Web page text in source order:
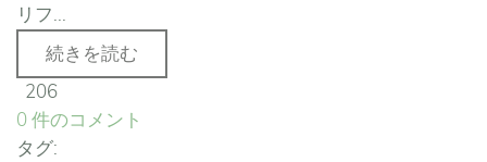
リフ...
続きを読む
206
0 件のコメント
タグ: